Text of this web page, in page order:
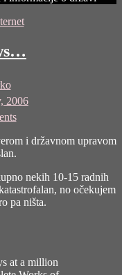
2006
on
breaking
news…
i državnom upravom
nekih 10-15 radnih
no očekujem
pa ništa.
at a million